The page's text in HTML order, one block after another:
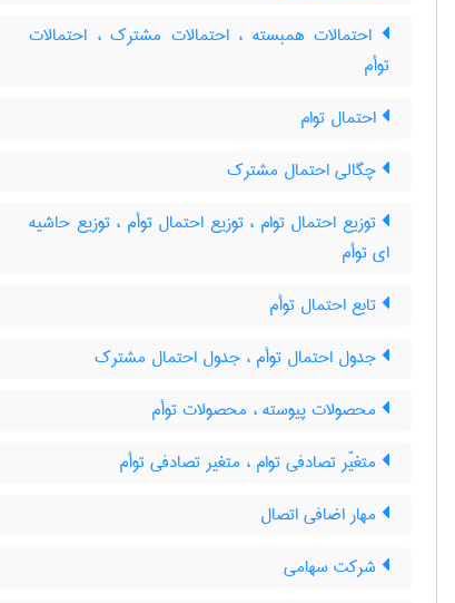
احتمالات همبسته ، احتمالات مشترک ، احتمالات
توأم
احتمال توام
چگالی احتمال مشترک
توزیع احتمال توام ، توزیع احتمال توأم ، توزیع حاشیه
ای توأم
تابع احتمال توأم
جدول احتمال توأم ، جدول احتمال مشترک
محصولات پیوسته ، محصولات توأم
متغیّر تصادفی توام ، متغیر تصادفی توأم
مهار اضافی اتصال
شرکت سهامی